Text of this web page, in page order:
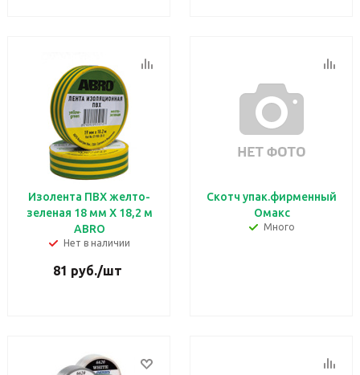
Изолента ПВХ желто-
зеленая 18 мм X 18,2 м
ABRO
Нет в наличии
81 руб./шт
Скотч упак.фирменный
Омакс
Много